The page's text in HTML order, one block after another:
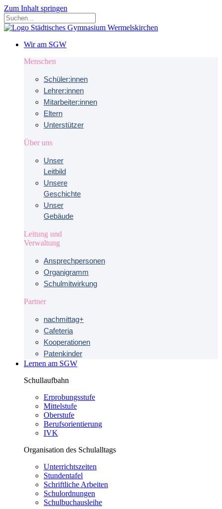
Zum Inhalt springen
Wir am SGW
Menschen
Schüler:innen
Lehrer:innen
Mitarbeiter:innen
Eltern
Unterstützer
Über uns
Unser
Leitbild
Unsere
Geschichte
Unser
Gebäude
Leitung und
Verwaltung
Ansprechpersonen
Organigramm
Schulmitwirkung
Partner
nachmittag+
Cafeteria
Kooperationen
Patenkinder
Lernen am SGW
Schullaufbahn
Erprobungsstufe
Mittelstufe
Oberstufe
Berufsorientierung
IVK
Organisation des Schulalltags
Unterrichtszeiten
Stundentafel
Schriftliche Arbeiten
Schulordnungen
Schulbuchausleihe